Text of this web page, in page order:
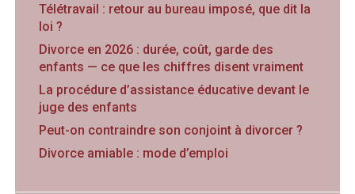
Télétravail : retour au bureau imposé, que dit la
loi ?
Divorce en 2026 : durée, coût, garde des
enfants — ce que les chiffres disent vraiment
La procédure d’assistance éducative devant le
juge des enfants
Peut-on contraindre son conjoint à divorcer ?
Divorce amiable : mode d’emploi